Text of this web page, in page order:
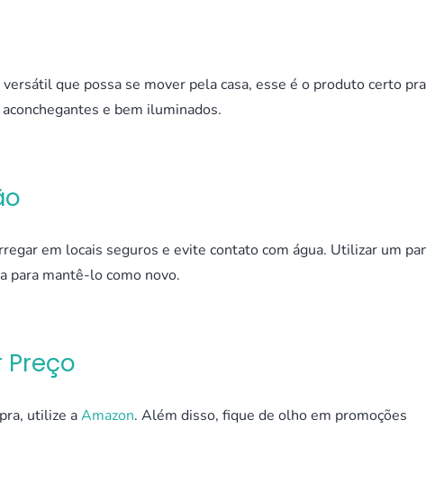
que possa se mover pela casa, esse é o produto certo pra
e bem iluminados.
em locais seguros e evite contato com água. Utilizar um
para mantê-lo como novo.
utilize aAmazon. Além disso, fique de olho em promoções